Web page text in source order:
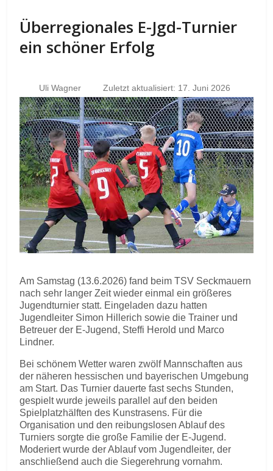
Überregionales E-Jgd-Turnier
ein schöner Erfolg
Uli Wagner Zuletzt aktualisiert: 17. Juni 2026
Am Samstag (13.6.2026) fand beim TSV Seckmauern
nach sehr langer Zeit wieder einmal ein größeres
Jugendturnier statt. Eingeladen dazu hatten
Jugendleiter Simon Hillerich sowie die Trainer und
Betreuer der E-Jugend, Steffi Herold und Marco
Lindner.
Bei schönem Wetter waren zwölf Mannschaften aus
der näheren hessischen und bayerischen Umgebung
am Start. Das Turnier dauerte fast sechs Stunden,
gespielt wurde jeweils parallel auf den beiden
Spielplatzhälften des Kunstrasens. Für die
Organisation und den reibungslosen Ablauf des
Turniers sorgte die große Familie der E-Jugend.
Moderiert wurde der Ablauf vom Jugendleiter, der
anschließend auch die Siegerehrung vornahm.